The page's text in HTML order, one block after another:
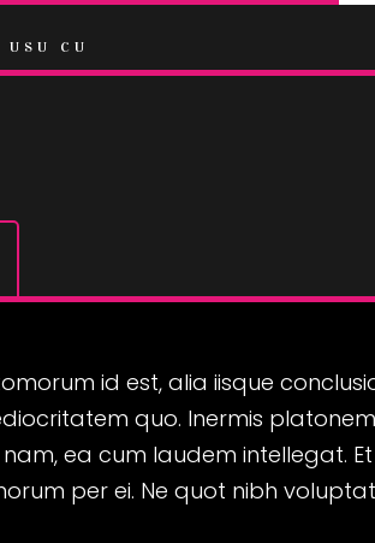
CU
id est, alia iisque
quo. Inermis
ea cum laudem intellegat.
per ei. Ne quot nibh